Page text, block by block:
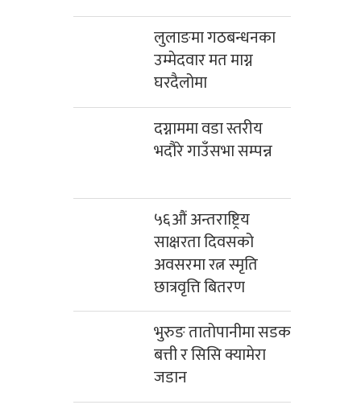
लुलाङमा गठबन्धनका
उम्मेदवार मत माग्न
घरदैलोमा
दग्नाममा वडा स्तरीय
भदौरे गाउँसभा सम्पन्न
५६औं अन्तराष्ट्रिय
साक्षरता दिवसको
अवसरमा रत्न स्मृति
छात्रवृत्ति बितरण
भुरुङ तातोपानीमा सडक
बत्ती र सिसि क्यामेरा
जडान